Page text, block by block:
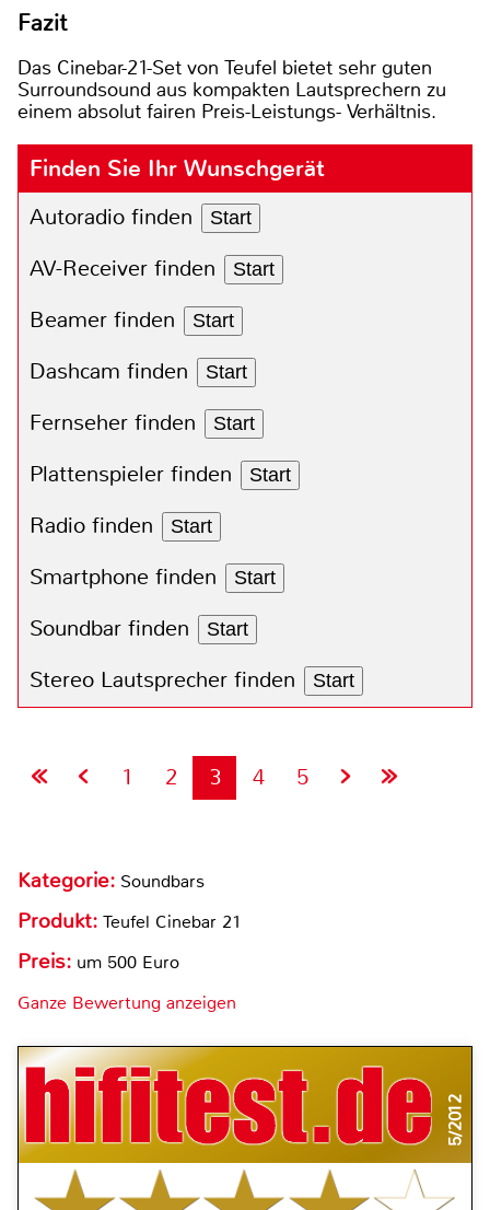
Fazit
Das Cinebar-21-Set von Teufel bietet sehr guten
Surroundsound aus kompakten Lautsprechern zu
einem absolut fairen Preis-Leistungs- Verhältnis.
Finden Sie Ihr Wunschgerät
Autoradio finden Start
AV-Receiver finden Start
Beamer finden Start
Dashcam finden Start
Fernseher finden Start
Plattenspieler finden Start
Radio finden Start
Smartphone finden Start
Soundbar finden Start
Stereo Lautsprecher finden Start
1 2 3 4 5
Kategorie: Soundbars
Produkt: Teufel Cinebar 21
Preis: um 500 Euro
Ganze Bewertung anzeigen
5/2012